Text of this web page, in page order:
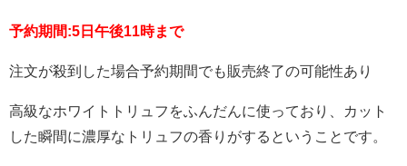
予約期間:5日午後11時まで
注文が殺到した場合予約期間でも販売終了の可能性あり
高級なホワイトトリュフをふんだんに使っており、カット
した瞬間に濃厚なトリュフの香りがするということです。